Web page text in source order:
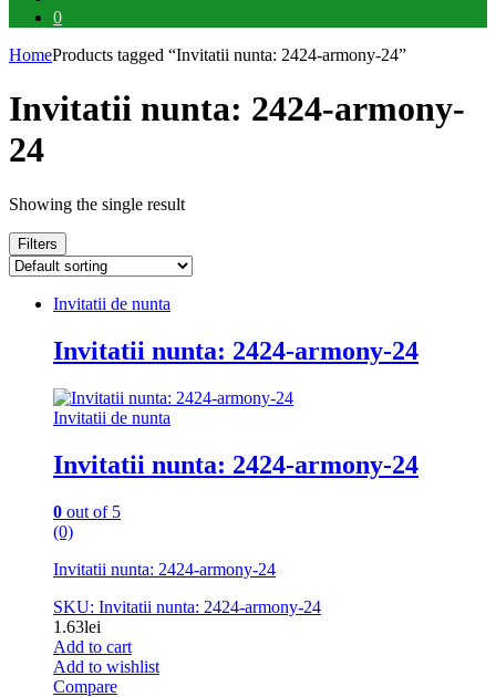
0
HomeProducts tagged “Invitatii nunta: 2424-armony-24”
Invitatii nunta: 2424-armony-
24
Showing the single result
Filters
Invitatii de nunta
Invitatii nunta: 2424-armony-24
Invitatii de nunta
Invitatii nunta: 2424-armony-24
0 out of 5
(0)
Invitatii nunta: 2424-armony-24
SKU: Invitatii nunta: 2424-armony-24
1.63lei
Add to cart
Add to wishlist
Compare